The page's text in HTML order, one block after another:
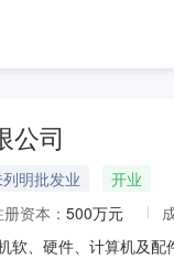
公司
明批发业
开业
资本： 500万元